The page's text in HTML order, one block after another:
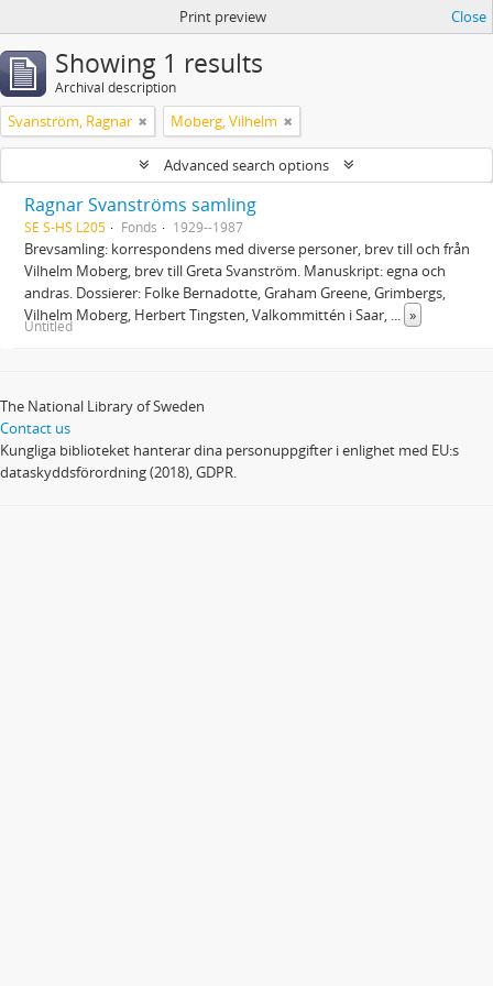
Print preview Close
Showing 1 results
Archival description
Svanström, Ragnar Moberg, Vilhelm
Advanced search options
Ragnar Svanströms samling
SE S-HS L205 Fonds 1929--1987
Brevsamling: korrespondens med diverse personer, brev till och från
Vilhelm Moberg, brev till Greta Svanström. Manuskript: egna och
andras. Dossierer: Folke Bernadotte, Graham Greene, Grimbergs,
Vilhelm Moberg, Herbert Tingsten, Valkommittén i Saar, ... »
Untitled
The National Library of Sweden
Contact us
Kungliga biblioteket hanterar dina personuppgifter i enlighet med EU:s
dataskyddsförordning (2018), GDPR.